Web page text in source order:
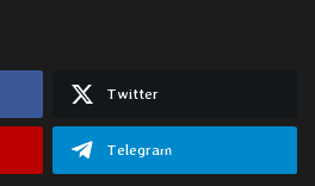
Twitter
Telegram